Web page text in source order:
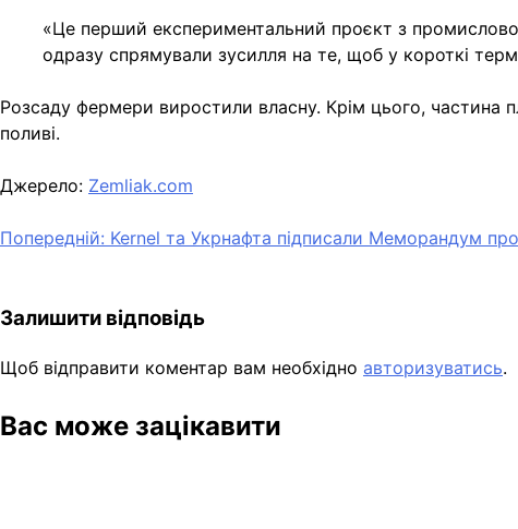
«Це перший експериментальний проєкт з
одразу спрямували зусилля на те, щоб у короткі
Розсаду фермери виростили власну. Крім цього, частина
поливі.
Джерело: Zemliak.com
Навігація
Попередній: Kernel та Укрнафта підписали Меморандум
Залишити відповідь
Щоб відправити коментар вам необхідно авторизуватись.
Вас може зацікавити